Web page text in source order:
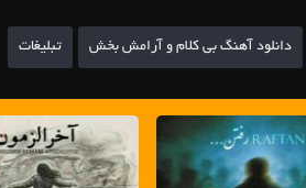
دانلود آهنگ بی کلام و آرامش بخش تبلیغات